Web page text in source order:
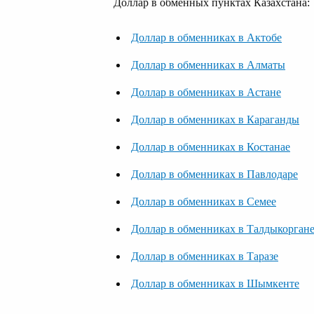
Доллар в обменниках в Актобе
Доллар в обменниках в Алматы
Доллар в обменниках в Астане
Доллар в обменниках в Караганды
Доллар в обменниках в Костанае
Доллар в обменниках в Павлодаре
Доллар в обменниках в Семее
Доллар в обменниках в Талдыкоргане
Доллар в обменниках в Таразе
Доллар в обменниках в Шымкенте